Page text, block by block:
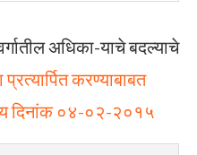
अधिका-याचे बदल्याचे
करण्याबाबत
दिनांक ०४-०२-२०१५